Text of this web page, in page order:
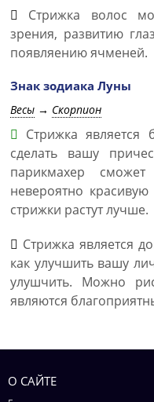
Стрижка волос
зрения, развитию
появляению ячменей.
Знак зодиака Луны
Весы → Скорпион
Стрижка является
сделать вашу
парикмахер
невероятно
стрижки растут лучше.
Стрижка является
как улучшить вашу
улушчить. Можно
являются
О САЙТЕ